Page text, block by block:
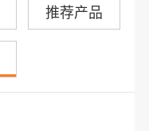
推荐产品